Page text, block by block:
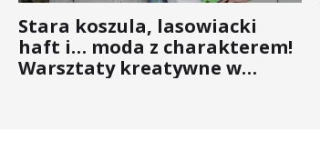
Stara koszula, lasowiacki
haft i… moda z charakterem!
Warsztaty kreatywne w